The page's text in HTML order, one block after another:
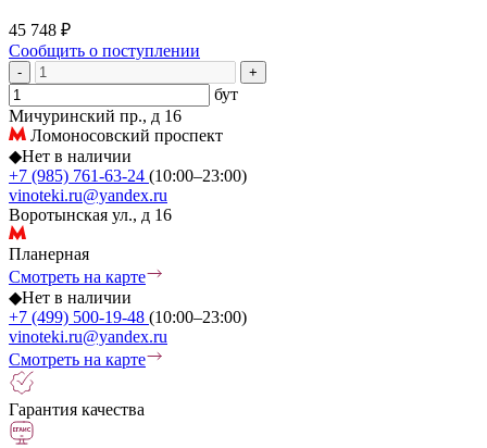
45 748 ₽
Сообщить о поступлении
- +
бут
Мичуринский пр., д 16
Ломоносовский проспект
◆Нет в наличии
+7 (985) 761-63-24 (10:00–23:00)
vinoteki.ru@yandex.ru
Воротынская ул., д 16
Планерная
Смотреть на карте
◆Нет в наличии
+7 (499) 500-19-48 (10:00–23:00)
vinoteki.ru@yandex.ru
Смотреть на карте
Гарантия качества